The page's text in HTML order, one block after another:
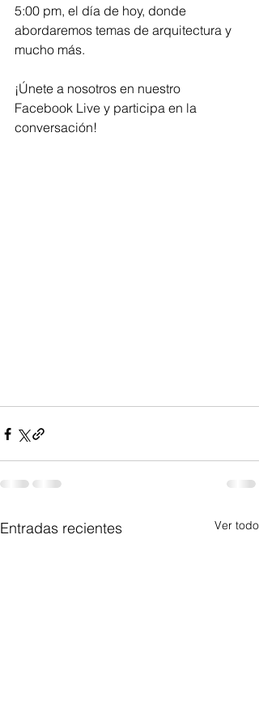
5:00 pm, el día de hoy, donde
abordaremos temas de arquitectura y
mucho más.
¡Únete a nosotros en nuestro
Facebook Live y participa en la
conversación!
Entradas recientes Ver todo